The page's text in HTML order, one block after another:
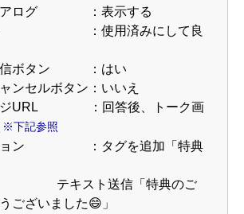
アログ ：表示する
ト ：使用済みにして良
信ボタン ：はい
ンセルボタン：いいえ
ジURL ：回答後、トーク画
※下記参照
ション ：タグを追加「特典
送信「特典のご
ございました😄」